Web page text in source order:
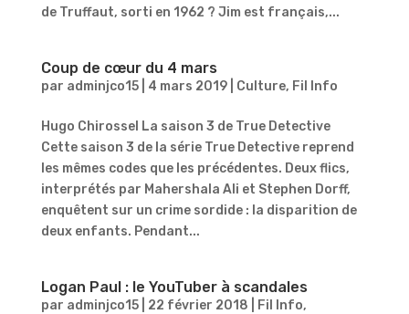
de Truffaut, sorti en 1962 ? Jim est français,...
Coup de cœur du 4 mars
par adminjco15| 4 mars 2019| Culture, Fil Info
Hugo Chirossel La saison 3 de True Detective
Cette saison 3 de la série True Detective reprend
les mêmes codes que les précédentes. Deux flics,
interprétés par Mahershala Ali et Stephen Dorff,
enquêtent sur un crime sordide : la disparition de
deux enfants. Pendant...
Logan Paul : le YouTuber à scandales
par adminjco15| 22 février 2018 Fil Info,